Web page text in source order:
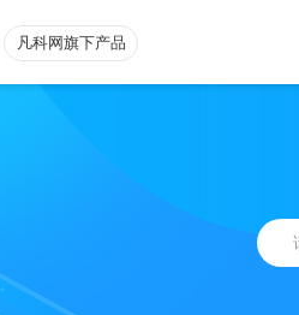
凡科网旗下产品